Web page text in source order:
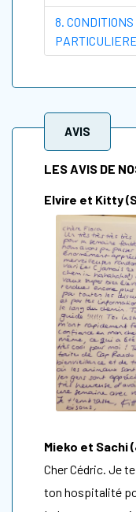
8.
AVIS
LES AVIS DE
Elvire et Kitty
Mieko et Sachi
Cher Cédric. Je
ton hospitalité